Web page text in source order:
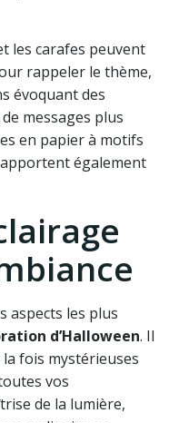
les carafes peuvent
rappeler le thème,
évoquant des
messages plus
en papier à motifs
également
aspects les plus
d’Halloween. Il
fois mystérieuses
vos
de la lumière,